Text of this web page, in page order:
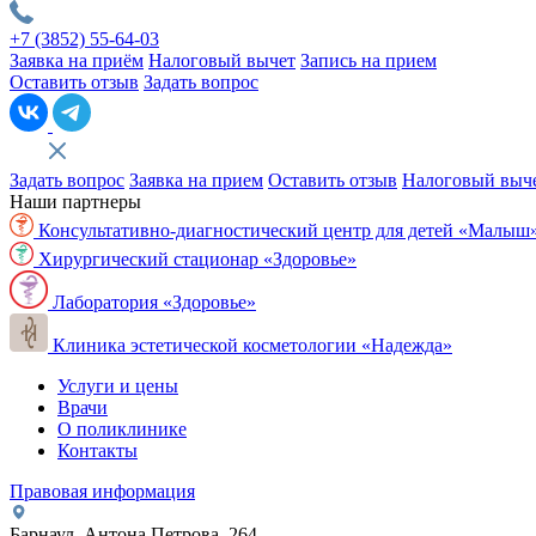
+7 (3852) 55-64-03
Заявка на приём Налоговый вычет Запись на прием
Оставить отзыв Задать вопрос
Задать вопрос Заявка на прием Оставить отзыв Налоговый
Наши партнеры
Консультативно-диагностический центр для детей
Хирургический стационар «Здоровье»
Лаборатория «Здоровье»
Клиника эстетической косметологии «Надежда»
Услуги и цены
Врачи
О поликлинике
Контакты
Правовая информация